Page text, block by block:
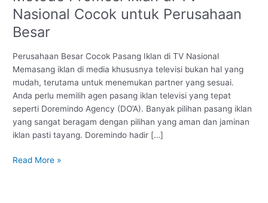
Nasional Cocok untuk Perusahaan
Besar
Perusahaan Besar Cocok Pasang Iklan di TV Nasional
Memasang iklan di media khususnya televisi bukan hal yang
mudah, terutama untuk menemukan partner yang sesuai.
Anda perlu memilih agen pasang iklan televisi yang tepat
seperti Doremindo Agency (DO’A). Banyak pilihan pasang iklan
yang sangat beragam dengan pilihan yang aman dan jaminan
iklan pasti tayang. Doremindo hadir […]
Read More »